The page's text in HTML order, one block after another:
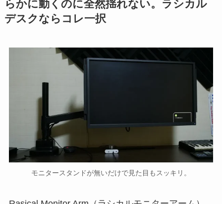
らかに動くのに全然揺れない。ラシカル
デスクならコレ一択
モニタースタンドが無いだけで見た目もスッキリ。